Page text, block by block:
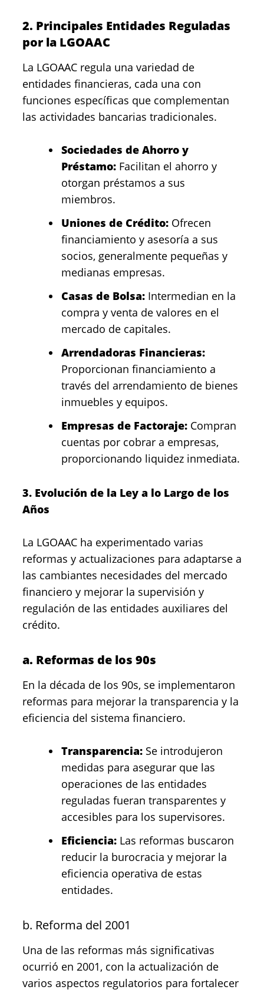
2. Principales Entidades Reguladas
por la LGOAAC
La LGOAAC regula una variedad de
entidades financieras, cada una con
funciones específicas que complementan
las actividades bancarias tradicionales.
Sociedades de Ahorro y
Préstamo: Facilitan el ahorro y
otorgan préstamos a sus
miembros.
Uniones de Crédito: Ofrecen
financiamiento y asesoría a sus
socios, generalmente pequeñas y
medianas empresas.
Casas de Bolsa: Intermedian en la
compra y venta de valores en el
mercado de capitales.
Arrendadoras Financieras:
Proporcionan financiamiento a
través del arrendamiento de bienes
inmuebles y equipos.
Empresas de Factoraje: Compran
cuentas por cobrar a empresas,
proporcionando liquidez inmediata.
3. Evolución de la Ley a lo Largo de los
Años
La LGOAAC ha experimentado varias
reformas y actualizaciones para adaptarse a
las cambiantes necesidades del mercado
financiero y mejorar la supervisión y
regulación de las entidades auxiliares del
crédito.
a. Reformas de los 90s
En la década de los 90s, se implementaron
reformas para mejorar la transparencia y la
eficiencia del sistema financiero.
Transparencia: Se introdujeron
medidas para asegurar que las
operaciones de las entidades
reguladas fueran transparentes y
accesibles para los supervisores.
Eficiencia: Las reformas buscaron
reducir la burocracia y mejorar la
eficiencia operativa de estas
entidades.
b. Reforma del 2001
Una de las reformas más significativas
ocurrió en 2001, con la actualización de
varios aspectos regulatorios para fortalecer